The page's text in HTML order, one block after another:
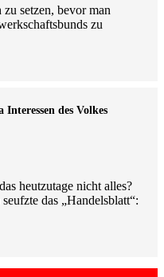
zu setzen, bevor man
zu
des Volkes
heutzutage nicht alles?
das „Handelsblatt“: